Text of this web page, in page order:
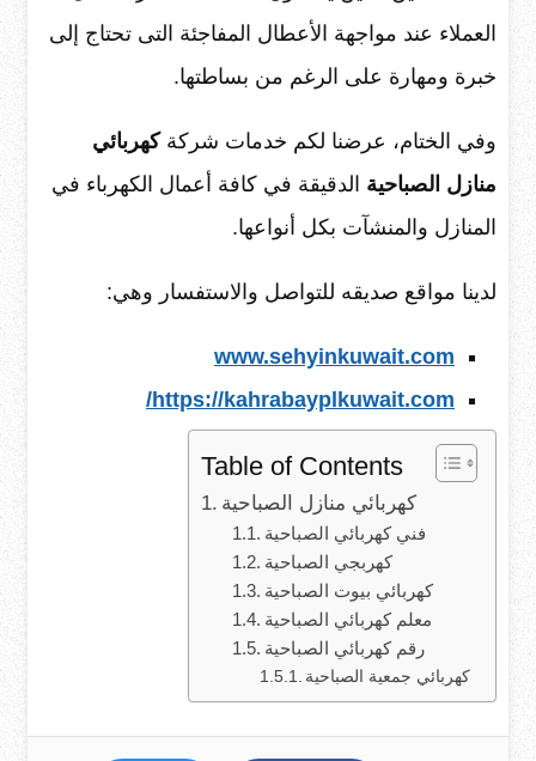
العملاء عند مواجهة الأعطال المفاجئة التى تحتاج إلى
خبرة ومهارة على الرغم من بساطتها.
وفي الختام، عرضنا لكم خدمات شركةكهربائي
منازل الصباحية الدقيقة في كافة أعمال الكهرباء في
المنازل والمنشآت بكل أنواعها.
لدينا مواقع صديقه للتواصل والاستفسار وهي:
www.sehyinkuwait.com
https://kahrabayplkuwait.com/
Table of Contents
كهربائي منازل الصباحية
فني كهربائي الصباحية
كهربجي الصباحية
كهربائي بيوت الصباحية
معلم كهربائي الصباحية
رقم كهربائي الصباحية
كهربائي جمعية الصباحية